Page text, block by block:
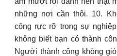
những nơi cần thôi. 10.
công rực rỡ trong sự
không biết bạn có thành
Người thành công không